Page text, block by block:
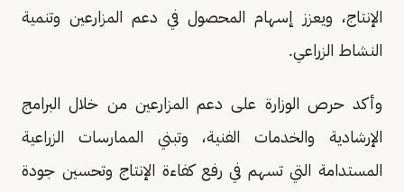
الإنتاج، ويعزز إسهام المحصول في دعم المزارعين وتنمية
النشاط الزراعي.
وأكد حرص الوزارة على دعم المزارعين من خلال البرامج
الإرشادية والخدمات الفنية، وتبني الممارسات الزراعية
المستدامة التي تسهم في رفع كفاءة الإنتاج وتحسين جودة